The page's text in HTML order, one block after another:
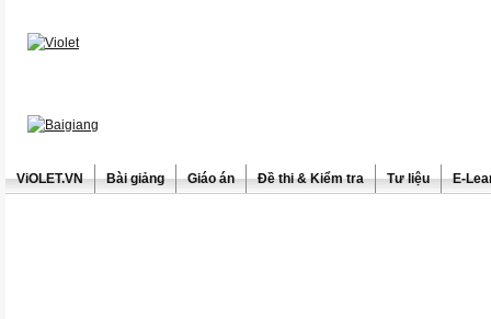
ViOLET.VN Bài giảng Giáo án Đề thi & Kiểm tra Tư liệu E-